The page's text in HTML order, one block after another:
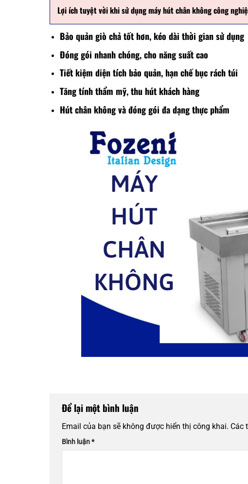
Lợi ích tuyệt vời khi sử dụng máy hút chân không công
Bảo quản giò chả tốt hơn, kéo dài thời gian sử dụng
Đóng gói nhanh chóng, cho năng suất cao
Tiết kiệm diện tích bảo quản, hạn chế bục rách túi
Tăng tính thẩm mỹ, thu hút khách hàng
Hút chân không và đóng gói đa dạng thực phẩm
Để lại một bình luận
Email của bạn sẽ không được hiển thị công khai. Các
Bình luận*